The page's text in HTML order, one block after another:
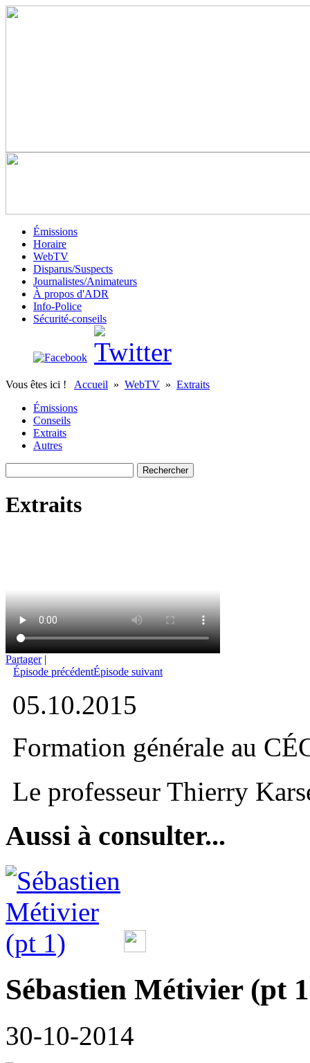
Émissions
Horaire
WebTV
Disparus/Suspects
Journalistes/Animateurs
À propos d'ADR
Info-Police
Sécurité-conseils
Vous êtes ici ! Accueil » WebTV » Extraits
Émissions
Conseils
Extraits
Autres
Extraits
Partager |
Épisode précédentÉpisode suivant
05.10.2015
Formation générale au
Le professeur Thierry
Aussi à consulter...
Sébastien Métivier (pt
30-10-2014